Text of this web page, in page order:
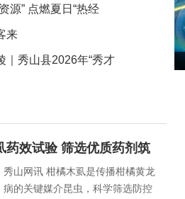
源” 点燃夏日“热经
来
｜秀山县2026年“秀才
药效试验 筛选优质药剂筑
秀山网讯 柑橘木虱是传播柑橘黄龙
病的关键媒介昆虫，科学筛选防控